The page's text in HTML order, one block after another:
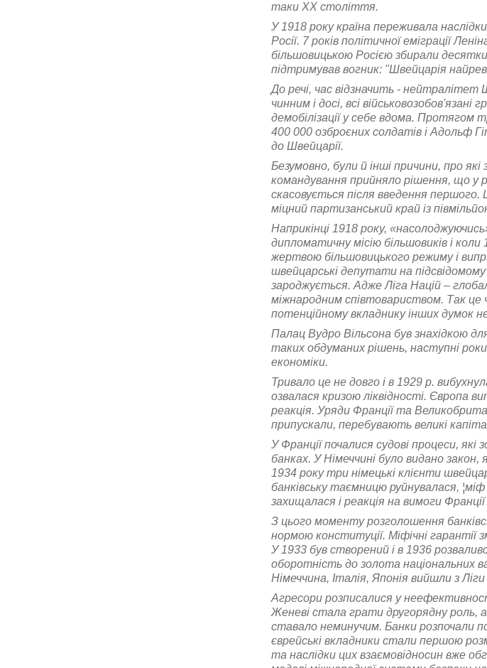
таки XX століття.
У 1918 року країна переживала
Росії. 7 років політичної еміграції
більшовицькою Росією збирали
підтримував вогник: "Швейцарія
До речі, час відзначить -
чинним і досі, всі
демобілізації у себе вдома. Протягом
400 000 озброєних солдатів і Адольф
до Швейцарії.
Безумовно, були й інші причини, про
командування прийняло рішення, що у
скасовується після введення
міцний партизанський край із
Наприкінці 1918 року,
дипломатичну місію більшовиків і
жертвою більшовицького режиму і
швейцарські депутати на підсвідомому
зароджується. Адже Ліга Націй –
міжнародним співтовариством. Так це
потенційному вкладнику інших думок
Палац Вудро Вільсона був знахідкою
таких обдуманих рішень, наступні
економіки.
Тривало це не довго і в 1929 р.
озвалася кризою ліквідності. Європа
реакція. Уряди Франції та
припускали, перебувають великі
У Франції почалися судові процеси,
банках. У Німеччині було видано
1934 року три німецькі клієнти
банківську таємницю руйнувалася,
захищалася і реакція на вимоги
З цього моменту розголошення
нормою конституції. Міфічні
У 1933 був створений і в 1936
оборотність до золота національних
Німеччина, Італія, Японія вийшли з
Агресори розписалися у
Женеві стала грати другорядну роль,
ставало неминучим. Банки розпочали
єврейські вкладники стали першою
та наслідки цих взаємовідносин вже